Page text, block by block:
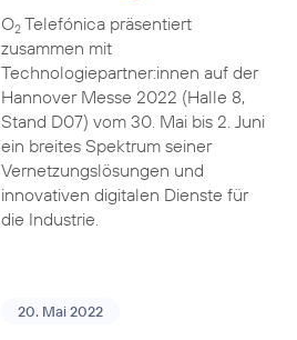
O2Telefónica präsentiert
zusammen mit
Technologiepartner:innen auf der
Hannover Messe 2022 (Halle 8,
Stand D07) vom 30. Mai bis 2. Juni
ein breites Spektrum seiner
Vernetzungslösungen und
innovativen digitalen Dienste für
die Industrie.
20. Mai 2022